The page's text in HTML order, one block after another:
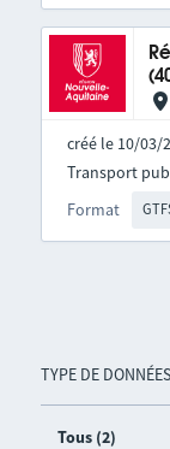
TYPE DE DONNÉES
Tous (2)
créé le 10/03/
Format
Transport